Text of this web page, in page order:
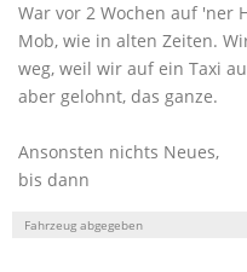
War vor 2 Wochen auf 'ner
Mob, wie in alten Zeiten.
weg, weil wir auf ein Taxi
aber gelohnt, das ganze.
Ansonsten nichts Neues,
bis dann
Fahrzeug abgegeben